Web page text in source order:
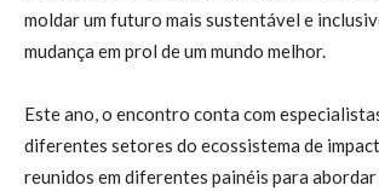
moldar um futuro mais sustentável e
mudança em prol de um mundo melhor.
Este ano, o encontro conta com
diferentes setores do ecossistema de
reunidos em diferentes painéis para